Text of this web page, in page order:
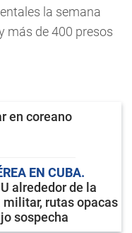
la semana
más de 400 presos
en coreano
EN CUBA
alrededor de la
rutas opacas
sospecha